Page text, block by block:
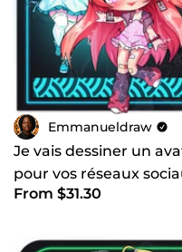
Emmanueldraw
Je vais dessiner un
pour vos réseaux
From $31.30